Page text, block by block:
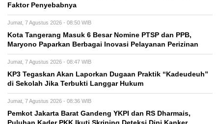
Faktor Penyebabnya
Jumat, 7 Agustus 2026 - 08:50 WIB
Kota Tangerang Masuk 6 Besar Nomine PTSP dan PPB,
Maryono Paparkan Berbagai Inovasi Pelayanan Perizinan
Jumat, 7 Agustus 2026 - 08:47 WIB
KP3 Tegaskan Akan Laporkan Dugaan Praktik “Kadeudeuh”
di Sekolah Jika Terbukti Langgar Hukum
Jumat, 7 Agustus 2026 - 08:36 WIB
Pemkot Jakarta Barat Gandeng YKPI dan RS Dharmais,